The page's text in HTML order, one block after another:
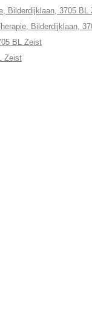
Bilderdijklaan, 3705 BL
Bilderdijklaan,
BL Zeist
Zeist